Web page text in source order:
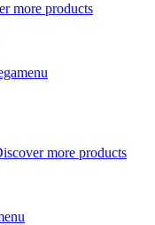
more products
more products